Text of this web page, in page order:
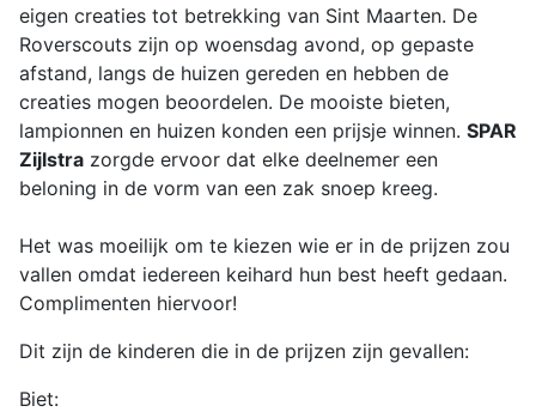
eigen creaties tot betrekking van Sint Maarten. De
Roverscouts zijn op woensdag avond, op gepaste
afstand, langs de huizen gereden en hebben de
creaties mogen beoordelen. De mooiste bieten,
lampionnen en huizen konden een prijsje winnen. SPAR
Zijlstra zorgde ervoor dat elke deelnemer een
beloning in de vorm van een zak snoep kreeg.
Het was moeilijk om te kiezen wie er in de prijzen zou
vallen omdat iedereen keihard hun best heeft gedaan.
Complimenten hiervoor!
Dit zijn de kinderen die in de prijzen zijn gevallen:
Biet: